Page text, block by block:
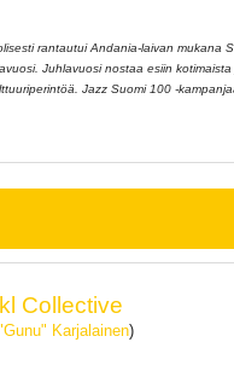
rantautui Andania-laivan mukana
Juhlavuosi nostaa esiin
Jazz Suomi 100 -
Collective
Karjalainen)